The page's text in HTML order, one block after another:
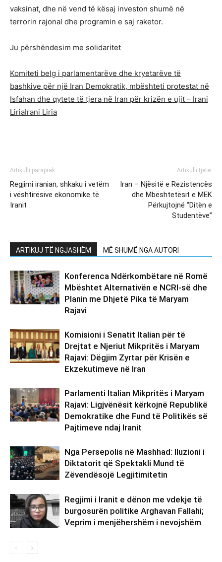
vaksinat, dhe në vend të kësaj investon shumë në
terrorin rajonal dhe programin e saj raketor.
Ju përshëndesim me solidaritet
Komiteti belg i parlamentarëve dhe kryetarëve të
bashkive për një Iran Demokratik, mbështeti protestat në
Isfahan dhe qytete të tjera në Iran për krizën e ujit – Irani
LiriaIrani Liria
Artikulli paraprak
Regjimi iranian, shkaku i vetëm
i vështirësive ekonomike të
Iranit
Artikulli tjetër
Iran – Njësitë e Rezistencës
dhe Mbështetësit e MEK
Përkujtojnë “Ditën e
Studentëve”
ARTIKUJ TË NGJASHËM MË SHUMË NGA AUTORI
Konferenca Ndërkombëtare në Romë
Mbështet Alternativën e NCRI-së dhe
Planin me Dhjetë Pika të Maryam
Rajavi
Komisioni i Senatit Italian për të
Drejtat e Njeriut Mikpritës i Maryam
Rajavi: Dëgjim Zyrtar për Krisën e
Ekzekutimeve në Iran
Parlamenti Italian Mikpritës i Maryam
Rajavi: Ligjvënësit kërkojnë Republikë
Demokratike dhe Fund të Politikës së
Pajtimeve ndaj Iranit
Nga Persepolis në Mashhad: Iluzioni i
Diktatorit që Spektakli Mund të
Zëvendësojë Legjitimitetin
Regjimi i Iranit e dënon me vdekje të
burgosurën politike Arghavan Fallahi;
Veprim i menjëhershëm i nevojshëm